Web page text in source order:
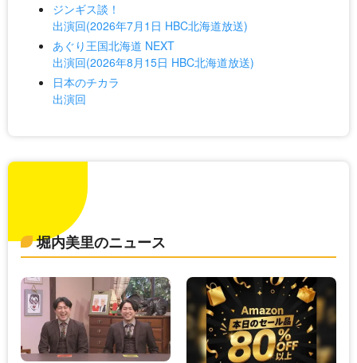
ジンギス談！
出演回(2026年7月1日 HBC北海道放送)
あぐり王国北海道 NEXT
出演回(2026年8月15日 HBC北海道放送)
日本のチカラ
出演回
堀内美里のニュース